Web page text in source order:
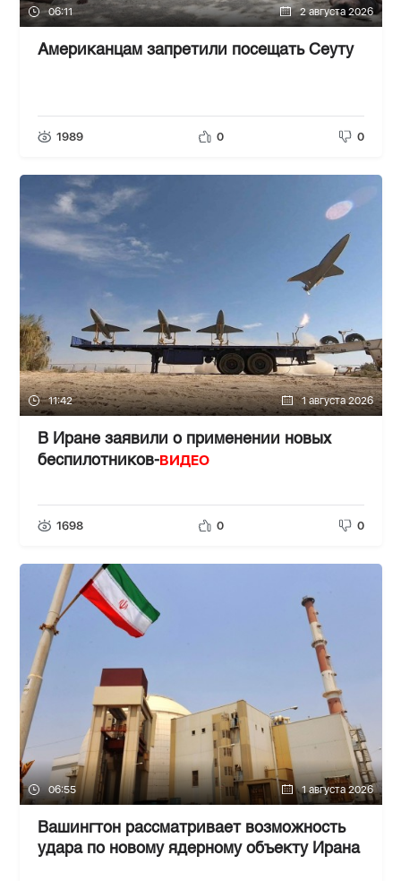
06:11 2 августа 2026
Американцам запретили посещать Сеуту
1989 0 0
11:42 1 августа 2026
В Иране заявили о применении новых
беспилотников-ВИДЕО
1698 0 0
06:55 1 августа 2026
Вашингтон рассматривает возможность
удара по новому ядерному объекту Ирана